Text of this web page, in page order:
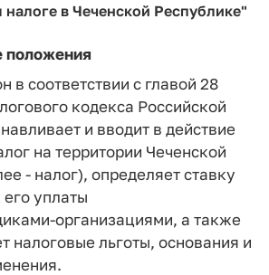
в Чеченской Республике"
положения
в соответствии с главой 28
кодекса Российской
и вводит в действие
на территории Чеченской
- налог), определяет ставку
уплаты
организациями, а также
налоговые льготы, основания и